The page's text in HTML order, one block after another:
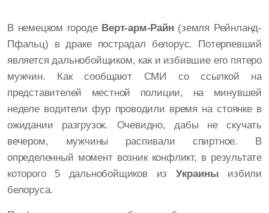
В немецком городе Верт-арм-Райн (земля Рейнланд-
Пфальц) в драке пострадал белорус. Потерпевший
является дальнобойщиком, как и избившие его пятеро
мужчин.
Как сообщают СМИ со ссылкой на
представителей местной полиции, на минувшей
неделе водители фур проводили время на стоянке в
ожидании разгрузок. Очевидно, дабы не скучать
вечером, мужчины распивали спиртное. В
определенный момент возник конфликт, в результате
которого 5 дальнобойщиков из Украины избили
белоруса.